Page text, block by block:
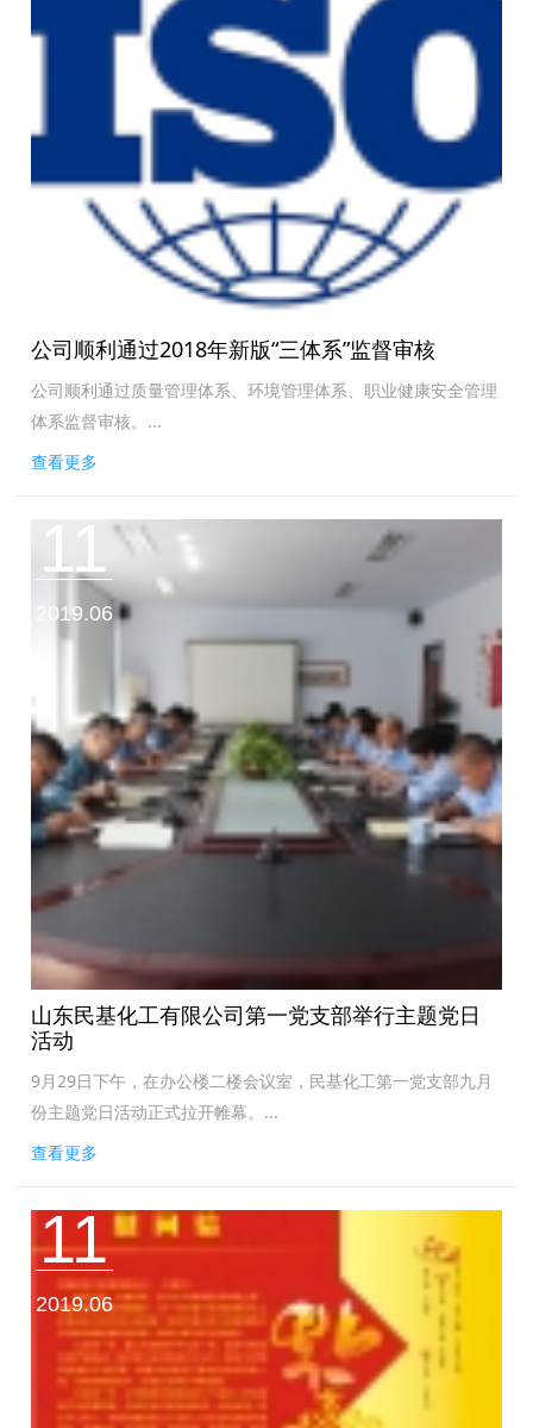
公司顺利通过2018年新版“三体系”监督审核
公司顺利通过质量管理体系、环境管理体系、职业健康安全管理
体系监督审核。...
查看更多
山东民基化工有限公司第一党支部举行主题党日
活动
9月29日下午，在办公楼二楼会议室，民基化工第一党支部九月
份主题党日活动正式拉开帷幕。...
查看更多
11
2019.06
11
2019.06